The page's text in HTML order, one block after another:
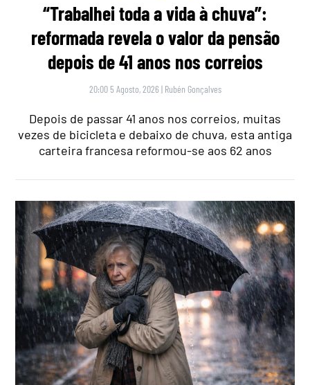
“Trabalhei toda a vida à chuva”:
reformada revela o valor da pensão
depois de 41 anos nos correios
20:00 5 Agosto, 2026 | Rubén Gonçalves
Depois de passar 41 anos nos correios, muitas
vezes de bicicleta e debaixo de chuva, esta antiga
carteira francesa reformou-se aos 62 anos